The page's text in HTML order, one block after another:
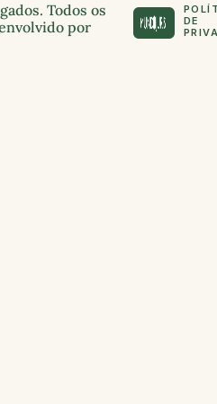
Todos os
por
DE